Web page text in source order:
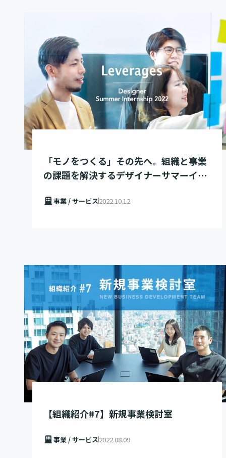
「モノをつくる」その先へ。組織と事業
の課題を解決するデザイナーサマーイン
事業 / サービス2022.10.12
【組織紹介#7】新規事業検討室
事業 / サービス2022.08.09